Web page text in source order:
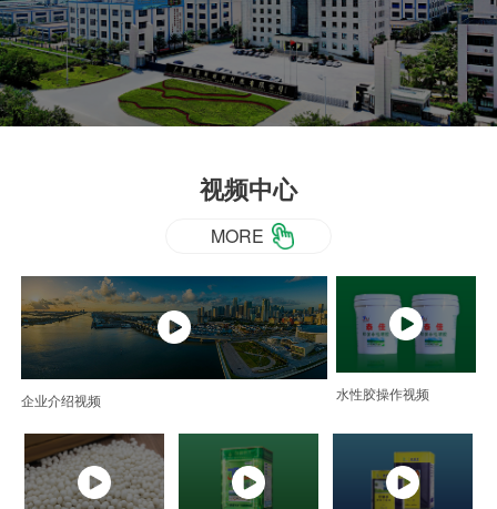
视频中心
MORE
企业介绍视频 水性胶操作视频